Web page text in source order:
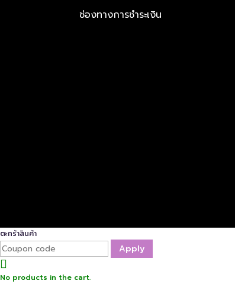
ช่องทางการชำระเงิน
ตะกร้าสินค้า
Apply
No products in the cart.